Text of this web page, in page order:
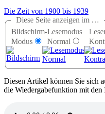
Die Zeit von 1900 bis 1939
Diese Seite anzeigen im …
Bildschirm-
Modus
Lesemodus
Normal
Diesen Artikel können Sie sich
die Wiedergabefunktion mit den